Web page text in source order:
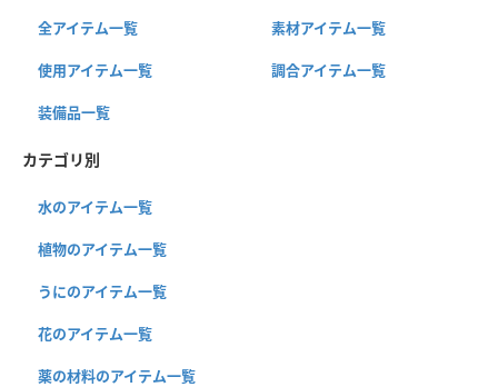
全アイテム一覧 素材アイテム一覧
使用アイテム一覧 調合アイテム一覧
装備品一覧
カテゴリ別
水のアイテム一覧
植物のアイテム一覧
うにのアイテム一覧
花のアイテム一覧
薬の材料のアイテム一覧